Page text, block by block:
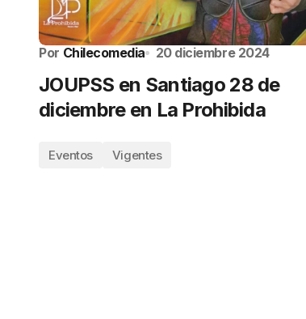
Por Chilecomedia 20 diciembre 2024
JOUPSS en Santiago 28 de
diciembre en La Prohibida
Eventos Vigentes